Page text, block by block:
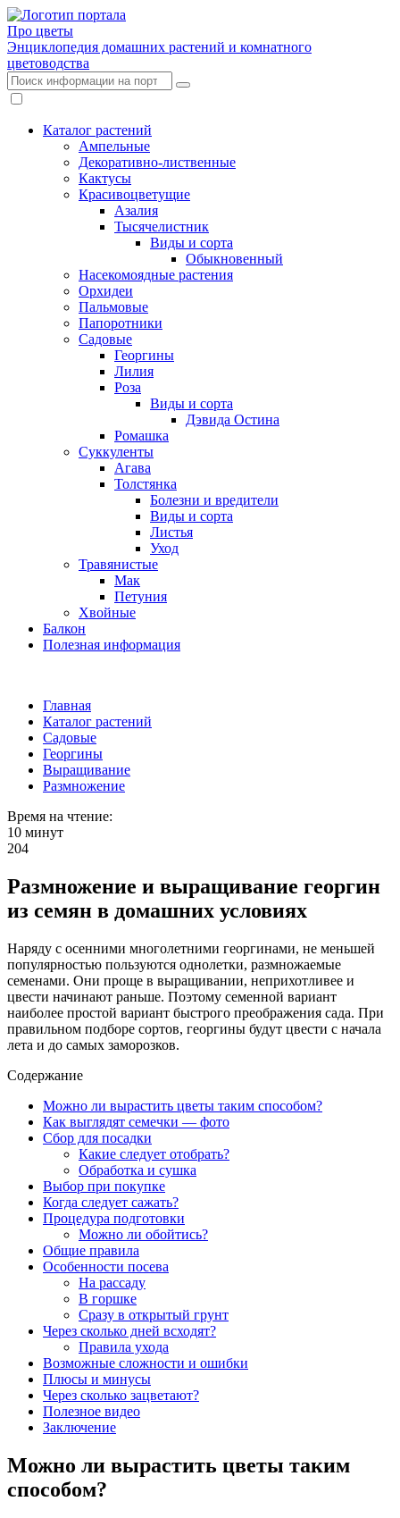
Про цветы
Энциклопедия домашних растений и комнатного
цветоводства
Каталог растений
Ампельные
Декоративно-лиственные
Кактусы
Красивоцветущие
Азалия
Тысячелистник
Виды и сорта
Обыкновенный
Насекомоядные растения
Орхидеи
Пальмовые
Папоротники
Садовые
Георгины
Лилия
Роза
Виды и сорта
Дэвида Остина
Ромашка
Суккуленты
Агава
Толстянка
Болезни и вредители
Виды и сорта
Листья
Уход
Травянистые
Мак
Петуния
Хвойные
Балкон
Полезная информация
Главная
Каталог растений
Садовые
Георгины
Выращивание
Размножение
Время на чтение:
10 минут
204
Размножение и выращивание георгин
из семян в домашних условиях
Наряду с осенними многолетними георгинами, не меньшей
популярностью пользуются однолетки, размножаемые
семенами. Они проще в выращивании, неприхотливее и
цвести начинают раньше. Поэтому семенной вариант
наиболее простой вариант быстрого преображения сада. При
правильном подборе сортов, георгины будут цвести с начала
лета и до самых заморозков.
Содержание
Можно ли вырастить цветы таким способом?
Как выглядят семечки — фото
Сбор для посадки
Какие следует отобрать?
Обработка и сушка
Выбор при покупке
Когда следует сажать?
Процедура подготовки
Можно ли обойтись?
Общие правила
Особенности посева
На рассаду
В горшке
Сразу в открытый грунт
Через сколько дней всходят?
Правила ухода
Возможные сложности и ошибки
Плюсы и минусы
Через сколько зацветают?
Полезное видео
Заключение
Можно ли вырастить цветы таким
способом?